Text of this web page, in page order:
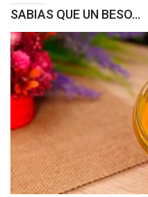
SABIAS QUE UN BESO…